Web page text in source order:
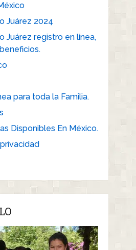
Juárez 2024
Juárez registro en línea,
para toda la Familia.
Disponibles En México.